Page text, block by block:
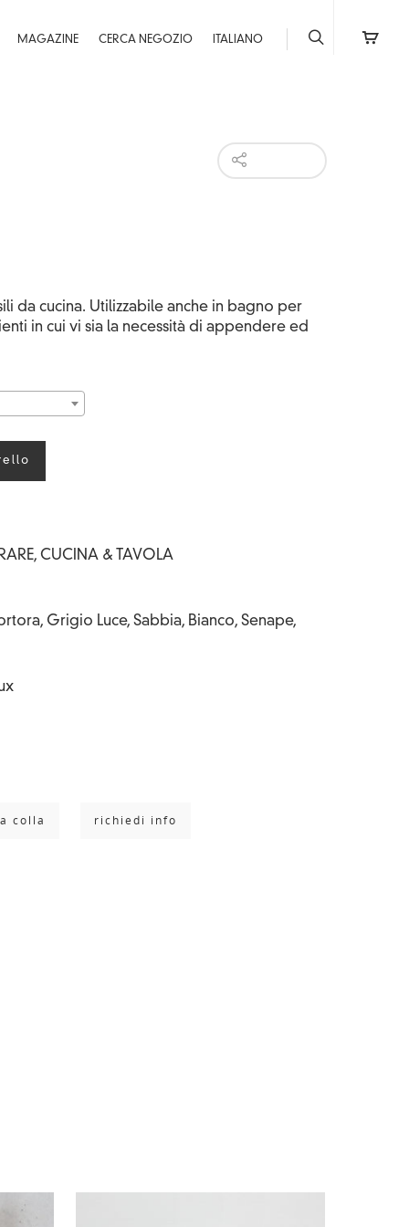
MAGAZINE CERCA NEGOZIO ITALIANO
da cucina. Utilizzabile anche in bagno per
in cui vi sia la necessità di appendere ed
, CUCINA & TAVOLA
Grigio Luce, Sabbia, Bianco, Senape,
colla richiedi info